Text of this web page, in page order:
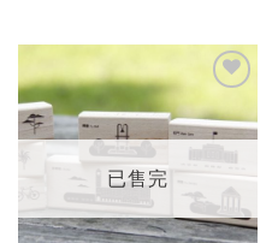
「願
望輕
單」
已售完